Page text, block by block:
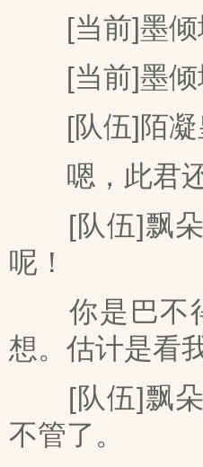
[当前]墨倾
[当前]墨倾
[队伍]陌凝
嗯，此君还
[队伍]飘朵
呢！
你是巴不得
想。估计是看
[队伍]飘朵
不管了。